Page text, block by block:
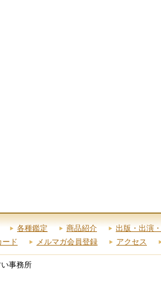
各種鑑定 商品紹介
出版・出演
ード
メルマガ会員登録 アクセス
事務所